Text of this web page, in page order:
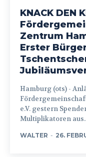
KNACK DEN
Zentrum
Erster
Hamburg (ots) - Anlässlich ihres 50. Jubiläums lud die
e.V. gestern
Multiplikatoren
WALTER - 26.